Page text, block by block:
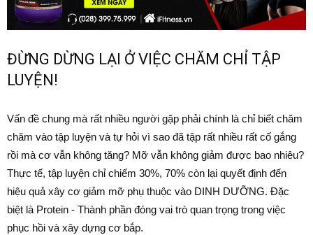
ĐỪNG DỪNG LẠI Ở VIỆC CHĂM CHỈ TẬP
LUYỆN!
Vấn đề chung mà rất nhiều người gặp phải chính là chỉ biết chăm
chăm vào tập luyện và tự hỏi vì sao đã tập rất nhiều rất cố gắng
rồi mà cơ vẫn không tăng? Mỡ vẫn không giảm được bao nhiêu?
Thực tế, tập luyện chỉ chiếm 30%, 70% còn lại quyết định đến
hiệu quả xây cơ giảm mỡ phụ thuộc vào DINH DƯỠNG. Đặc
biệt là Protein - Thành phần đóng vai trò quan trọng trong việc
phục hồi và xây dựng cơ bắp.